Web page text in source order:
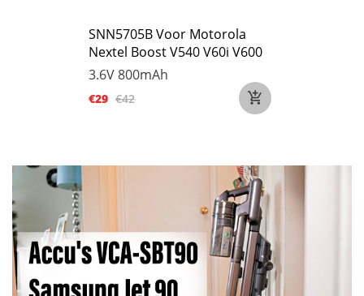
SNN5705B Voor Motorola
Nextel Boost V540 V60i V600
3.6V800mAh
€29 €42